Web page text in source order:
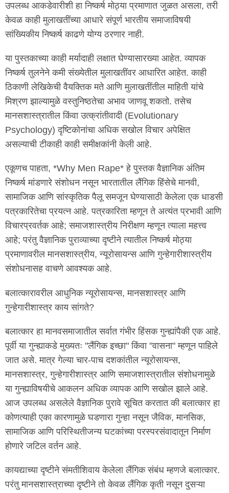
उपलब्ध आकडेवारीशी हा निष्कर्ष मोठ्या प्रमाणात जुळत असला, तरी
केवळ काही मुलाखतींच्या आधारे संपूर्ण भारतीय समाजाविषयी
सांख्यिकीय निष्कर्ष काढणे योग्य ठरणार नाही.
या पुस्तकाच्या काही मर्यादाही लक्षात घेण्यासारख्या आहेत. व्यापक
निष्कर्ष तुलनेने कमी संख्येतील मुलाखतींवर आधारित आहेत. काही
ठिकाणी लेखिकेची वैयक्तिक मते आणि मुलाखतींतील माहिती यांचे
मिश्रण झाल्यामुळे वस्तुनिष्ठतेचा अभाव जाणवू शकतो. तसेच
मानसशास्त्रातील किंवा उत्क्रांतीवादी (Evolutionary
Psychology) दृष्टिकोनांचा अधिक सखोल विचार अपेक्षित
असल्याची टीकाही काही समीक्षकांनी केली आहे.
एकूणच पाहता, *Why Men Rape* हे पुस्तक वैज्ञानिक अंतिम
निष्कर्ष मांडणारे संशोधन नसून भारतातील लैंगिक हिंसेचे मानवी,
सामाजिक आणि सांस्कृतिक पैलू समजून घेण्यासाठी केलेला एक धाडसी
पत्रकारितेचा प्रयत्न आहे. पत्रकारिता म्हणून ते अत्यंत प्रभावी आणि
विचारप्रवर्तक आहे; समाजशास्त्रीय निरीक्षण म्हणून त्याला महत्त्व
आहे; परंतु वैज्ञानिक पुराव्याच्या दृष्टीने त्यातील निष्कर्ष मोठ्या
प्रमाणावरील मानसशास्त्रीय, न्यूरोसायन्स आणि गुन्हेगारीशास्त्रीय
संशोधनासह वाचणे आवश्यक आहे.
बलात्कारावरील आधुनिक न्यूरोसायन्स, मानसशास्त्र आणि
गुन्हेगारीशास्त्र काय सांगते?
बलात्कार हा मानवसमाजातील सर्वात गंभीर हिंसक गुन्ह्यांपैकी एक आहे.
पूर्वी या गुन्ह्याकडे मुख्यतः "लैंगिक इच्छा" किंवा "वासना" म्हणून पाहिले
जात असे. मात्र गेल्या चार-पाच दशकांतील न्यूरोसायन्स,
मानसशास्त्र, गुन्हेगारीशास्त्र आणि समाजशास्त्रातील संशोधनामुळे
या गुन्ह्याविषयीचे आकलन अधिक व्यापक आणि सखोल झाले आहे.
आज उपलब्ध असलेले वैज्ञानिक पुरावे सूचित करतात की बलात्कार हा
कोणत्याही एका कारणामुळे घडणारा गुन्हा नसून जैविक, मानसिक,
सामाजिक आणि परिस्थितीजन्य घटकांच्या परस्परसंवादातून निर्माण
होणारे जटिल वर्तन आहे.
कायद्याच्या दृष्टीने संमतीशिवाय केलेला लैंगिक संबंध म्हणजे बलात्कार.
परंतु मानसशास्त्राच्या दृष्टीने तो केवळ लैंगिक कृती नसून दुसऱ्या